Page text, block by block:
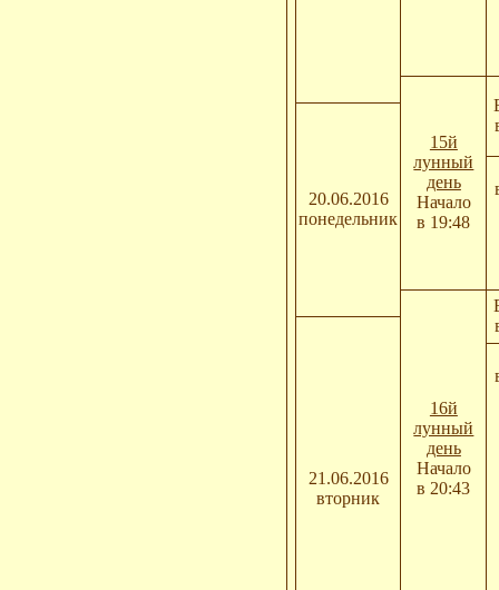
15й
лунный
день
Начало
в 19:48
20.06.2016
понедельник
16й
лунный
день
Начало
в 20:43
21.06.2016
вторник